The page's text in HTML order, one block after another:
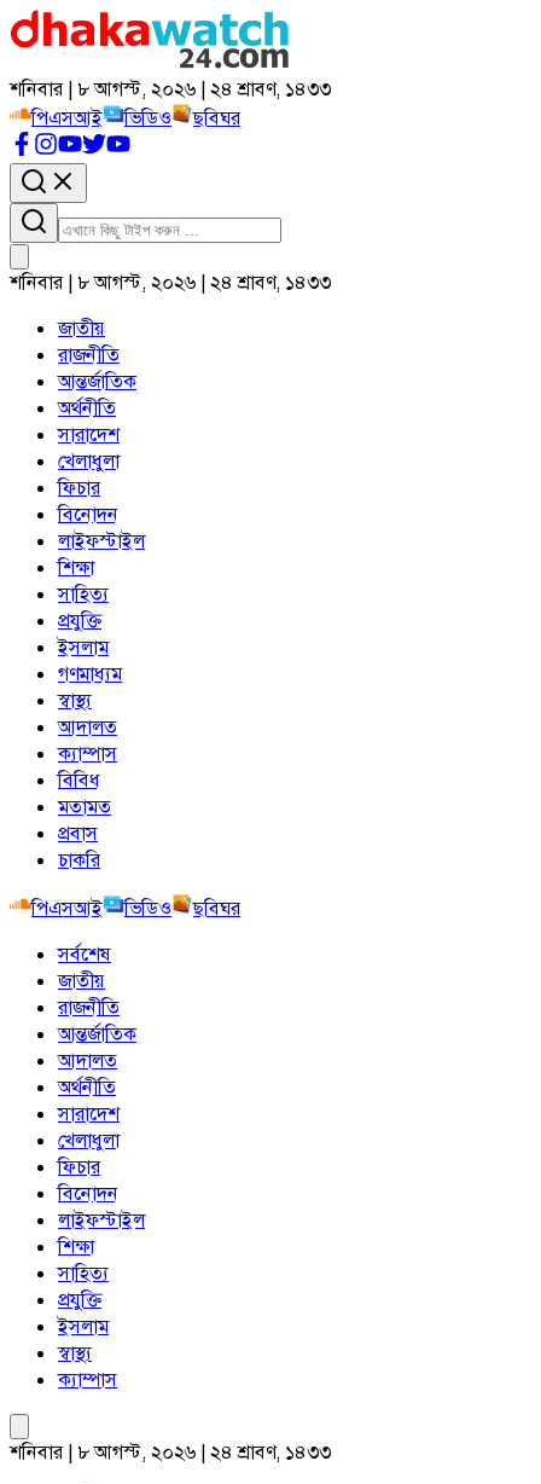
শনিবার | ৮ আগস্ট, ২০২৬ | ২৪ শ্রাবণ, ১৪৩৩
পিএসআই
ভিডিও ছবিঘর
শনিবার | ৮ আগস্ট, ২০২৬ | ২৪ শ্রাবণ, ১৪৩৩
জাতীয়
রাজনীতি
আন্তর্জাতিক
অর্থনীতি
সারাদেশ
খেলাধুলা
ফিচার
বিনোদন
লাইফস্টাইল
শিক্ষা
সাহিত্য
প্রযুক্তি
ইসলাম
গণমাধ্যম
স্বাস্থ্য
আদালত
ক্যাম্পাস
বিবিধ
মতামত
প্রবাস
চাকরি
পিএসআই
ভিডিও
ছবিঘর
সর্বশেষ
জাতীয়
রাজনীতি
আন্তর্জাতিক
আদালত
অর্থনীতি
সারাদেশ
খেলাধুলা
ফিচার
বিনোদন
লাইফস্টাইল
শিক্ষা
সাহিত্য
প্রযুক্তি
ইসলাম
স্বাস্থ্য
ক্যাম্পাস
শনিবার | ৮ আগস্ট, ২০২৬ | ২৪ শ্রাবণ, ১৪৩৩